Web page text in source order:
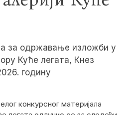
за одржавање изложби у
Куће легата, Кнез
годину
конкурсног материјала